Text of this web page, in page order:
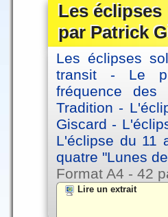
Les éclipses
par Patrick
Les éclipses
transit - Le
fréquence
Tradition -
Giscard -
L'éclipse du 11
quatre "Lunes
Format A4 - 42
Lire un extrait